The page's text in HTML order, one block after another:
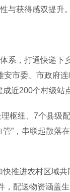
与获得感双提升。
系，打通快递下
市委、市政府连
近200个村级站
枢纽、7个县级
”，串联起散落
推进农村区域共
配送物资涵盖